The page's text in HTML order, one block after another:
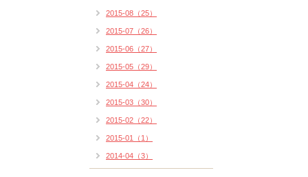
2015-08（25）
2015-07（26）
2015-06（27）
2015-05（29）
2015-04（24）
2015-03（30）
2015-02（22）
2015-01（1）
2014-04（3）